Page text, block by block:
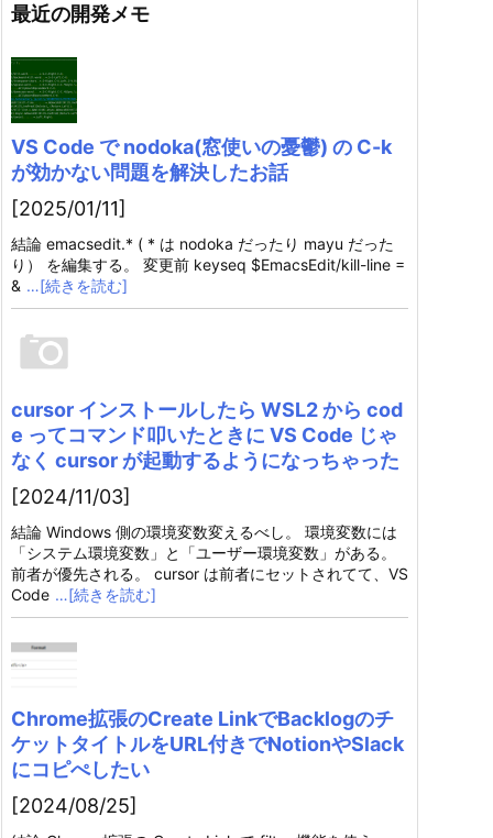
最近の開発メモ
VS Code で nodoka(窓使いの憂鬱) の C-k
が効かない問題を解決したお話
[2025/01/11]
結論 emacsedit.* ( * は nodoka だったり mayu だった
り） を編集する。 変更前 keyseq $EmacsEdit/kill-line =
& …[続きを読む]
cursor インストールしたら WSL2 から cod
e ってコマンド叩いたときに VS Code じゃ
なく cursor が起動するようになっちゃった
[2024/11/03]
結論 Windows 側の環境変数変えるべし。 環境変数には
「システム環境変数」と「ユーザー環境変数」がある。
前者が優先される。 cursor は前者にセットされてて、VS
Code …[続きを読む]
Chrome拡張のCreate LinkでBacklogのチ
ケットタイトルをURL付きでNotionやSlack
にコピぺしたい
[2024/08/25]